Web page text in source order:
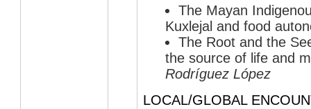
The Mayan
Kuxlejal and food
The Root and the
the source of life and
Rodríguez López
LOCAL/GLOBAL